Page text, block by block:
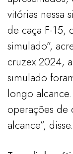
vitórias nessa
de caça F-15,
simulado”,
cruzex 2024,
simulado
longo
operações de
alcance”, disse.